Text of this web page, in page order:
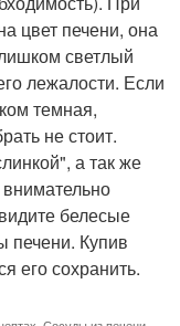
цвет печени, она
светлый
лежалости. Если
темная,
не стоит.
а так же
белесые
печени. Купив
его сохранить.